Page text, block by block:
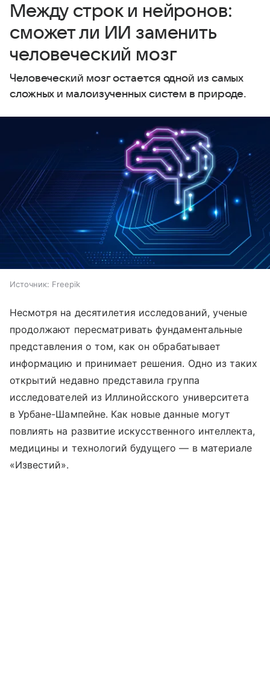
Между строк и нейронов:
сможет ли ИИ заменить
человеческий мозг
Человеческий мозг остается одной из самых
сложных и малоизученных систем в природе.
Источник: Freepik
Несмотря на десятилетия исследований, ученые
продолжают пересматривать фундаментальные
представления о том, как он обрабатывает
информацию и принимает решения. Одно из таких
открытий недавно представила группа
исследователей из Иллинойсского университета
в Урбане-Шампейне. Как новые данные могут
повлиять на развитие искусственного интеллекта,
медицины и технологий будущего — в материале
«Известий».